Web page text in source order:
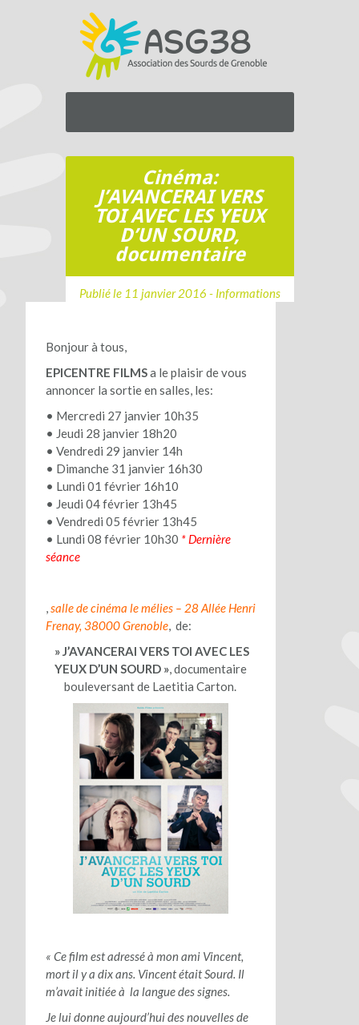
Cinéma:
J’AVANCERAI VERS
TOI AVEC LES YEUX
D’UN SOURD,
documentaire
Publié le 11 janvier 2016 - Informations
Bonjour à tous,
EPICENTRE FILMSa le plaisir de vous
annoncer la sortie en salles, les:
• Mercredi 27 janvier 10h35
• Jeudi 28 janvier 18h20
• Vendredi 29 janvier 14h
• Dimanche 31 janvier 16h30
• Lundi 01 février 16h10
• Jeudi 04 février 13h45
• Vendredi 05 février 13h45
• Lundi 08 février 10h30 * Dernière
séance
,salle de cinéma le mélies – 28 Allée Henri
Frenay, 38000 Grenoble,de:
» J’AVANCERAI VERS TOI AVEC LES
YEUX D’UN SOURD », documentaire
bouleversant de Laetitia Carton.
« Ce film est adressé à mon ami Vincent,
mort il y a dix ans. Vincent était Sourd. Il
m’avait initiée à la langue des signes.
Je lui donne aujourd’hui des nouvelles de